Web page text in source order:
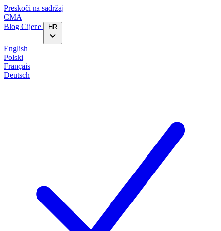
Preskoči na sadržaj
CMA
Blog‎ Cijene HR
English
Polski
Français
Deutsch